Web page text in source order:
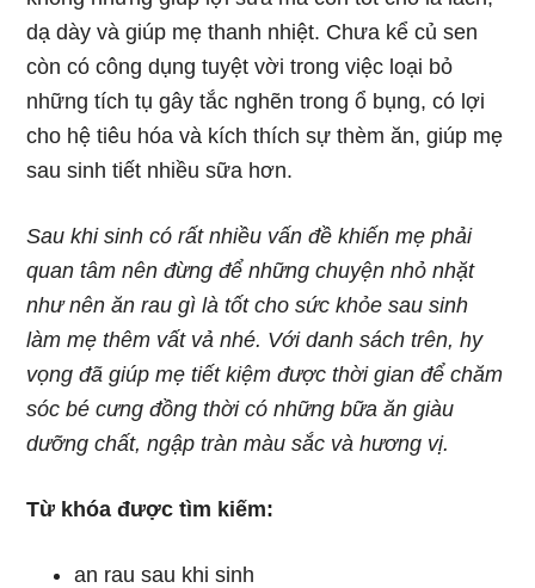
dạ dày và giúp mẹ thanh nhiệt. Chưa kể củ sen
còn có công dụng tuyệt vời trong việc loại bỏ
những tích tụ gây tắc nghẽn trong ổ bụng, có lợi
cho hệ tiêu hóa và kích thích sự thèm ăn, giúp mẹ
sau sinh tiết nhiều sữa hơn.
Sau khi sinh có rất nhiều vấn đề khiến mẹ phải
quan tâm nên đừng để những chuyện nhỏ nhặt
như nên ăn rau gì là tốt cho sức khỏe sau sinh
làm mẹ thêm vất vả nhé. Với danh sách trên, hy
vọng đã giúp mẹ tiết kiệm được thời gian để chăm
sóc bé cưng đồng thời có những bữa ăn giàu
dưỡng chất, ngập tràn màu sắc và hương vị.
Từ khóa được tìm kiếm:
an rau sau khi sinh